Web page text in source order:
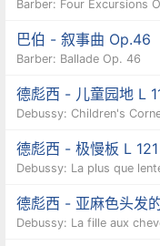
Barber: Four Excursions
巴伯 - 叙事曲 Op.46
Barber: Ballade Op. 46
德彪西 - 儿童园地 L
Debussy: Children's
德彪西 - 极慢板 L 121
Debussy: La plus que
德彪西 - 亚麻色头发
Debussy: La fille aux